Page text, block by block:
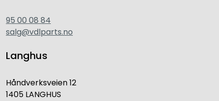
95 00 08 84
salg@vdlparts.no
Langhus
Håndverksveien 12
1405 LANGHUS